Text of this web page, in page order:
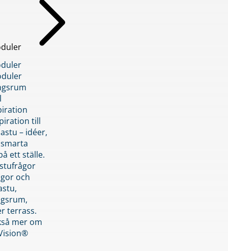
till
– idéer,
ett ställe.
och
terrass.
mer om